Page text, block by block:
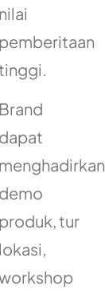
nilai
pemberitaan
Brand
dapat
menghadirkan
demo
produk, tur
lokasi,